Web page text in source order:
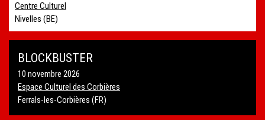
Centre Culturel
Nivelles (BE)
BLOCKBUSTER
10 novembre 2026
Espace Culturel des Corbières
Ferrals-les-Corbières (FR)